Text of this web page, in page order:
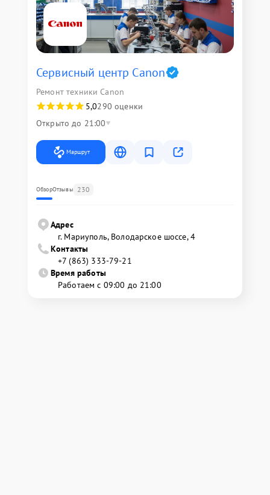
Сервисный центр Canon
Ремонт техники Canon
5,0290 оценки
Открыто до 21:00
Маршрут
ОбзорОтзывы 230
Адрес
г. Мариуполь, Володарское шоссе, 4
Контакты
+7 (863) 333-79-21
Время работы
Работаем с 09:00 до 21:00